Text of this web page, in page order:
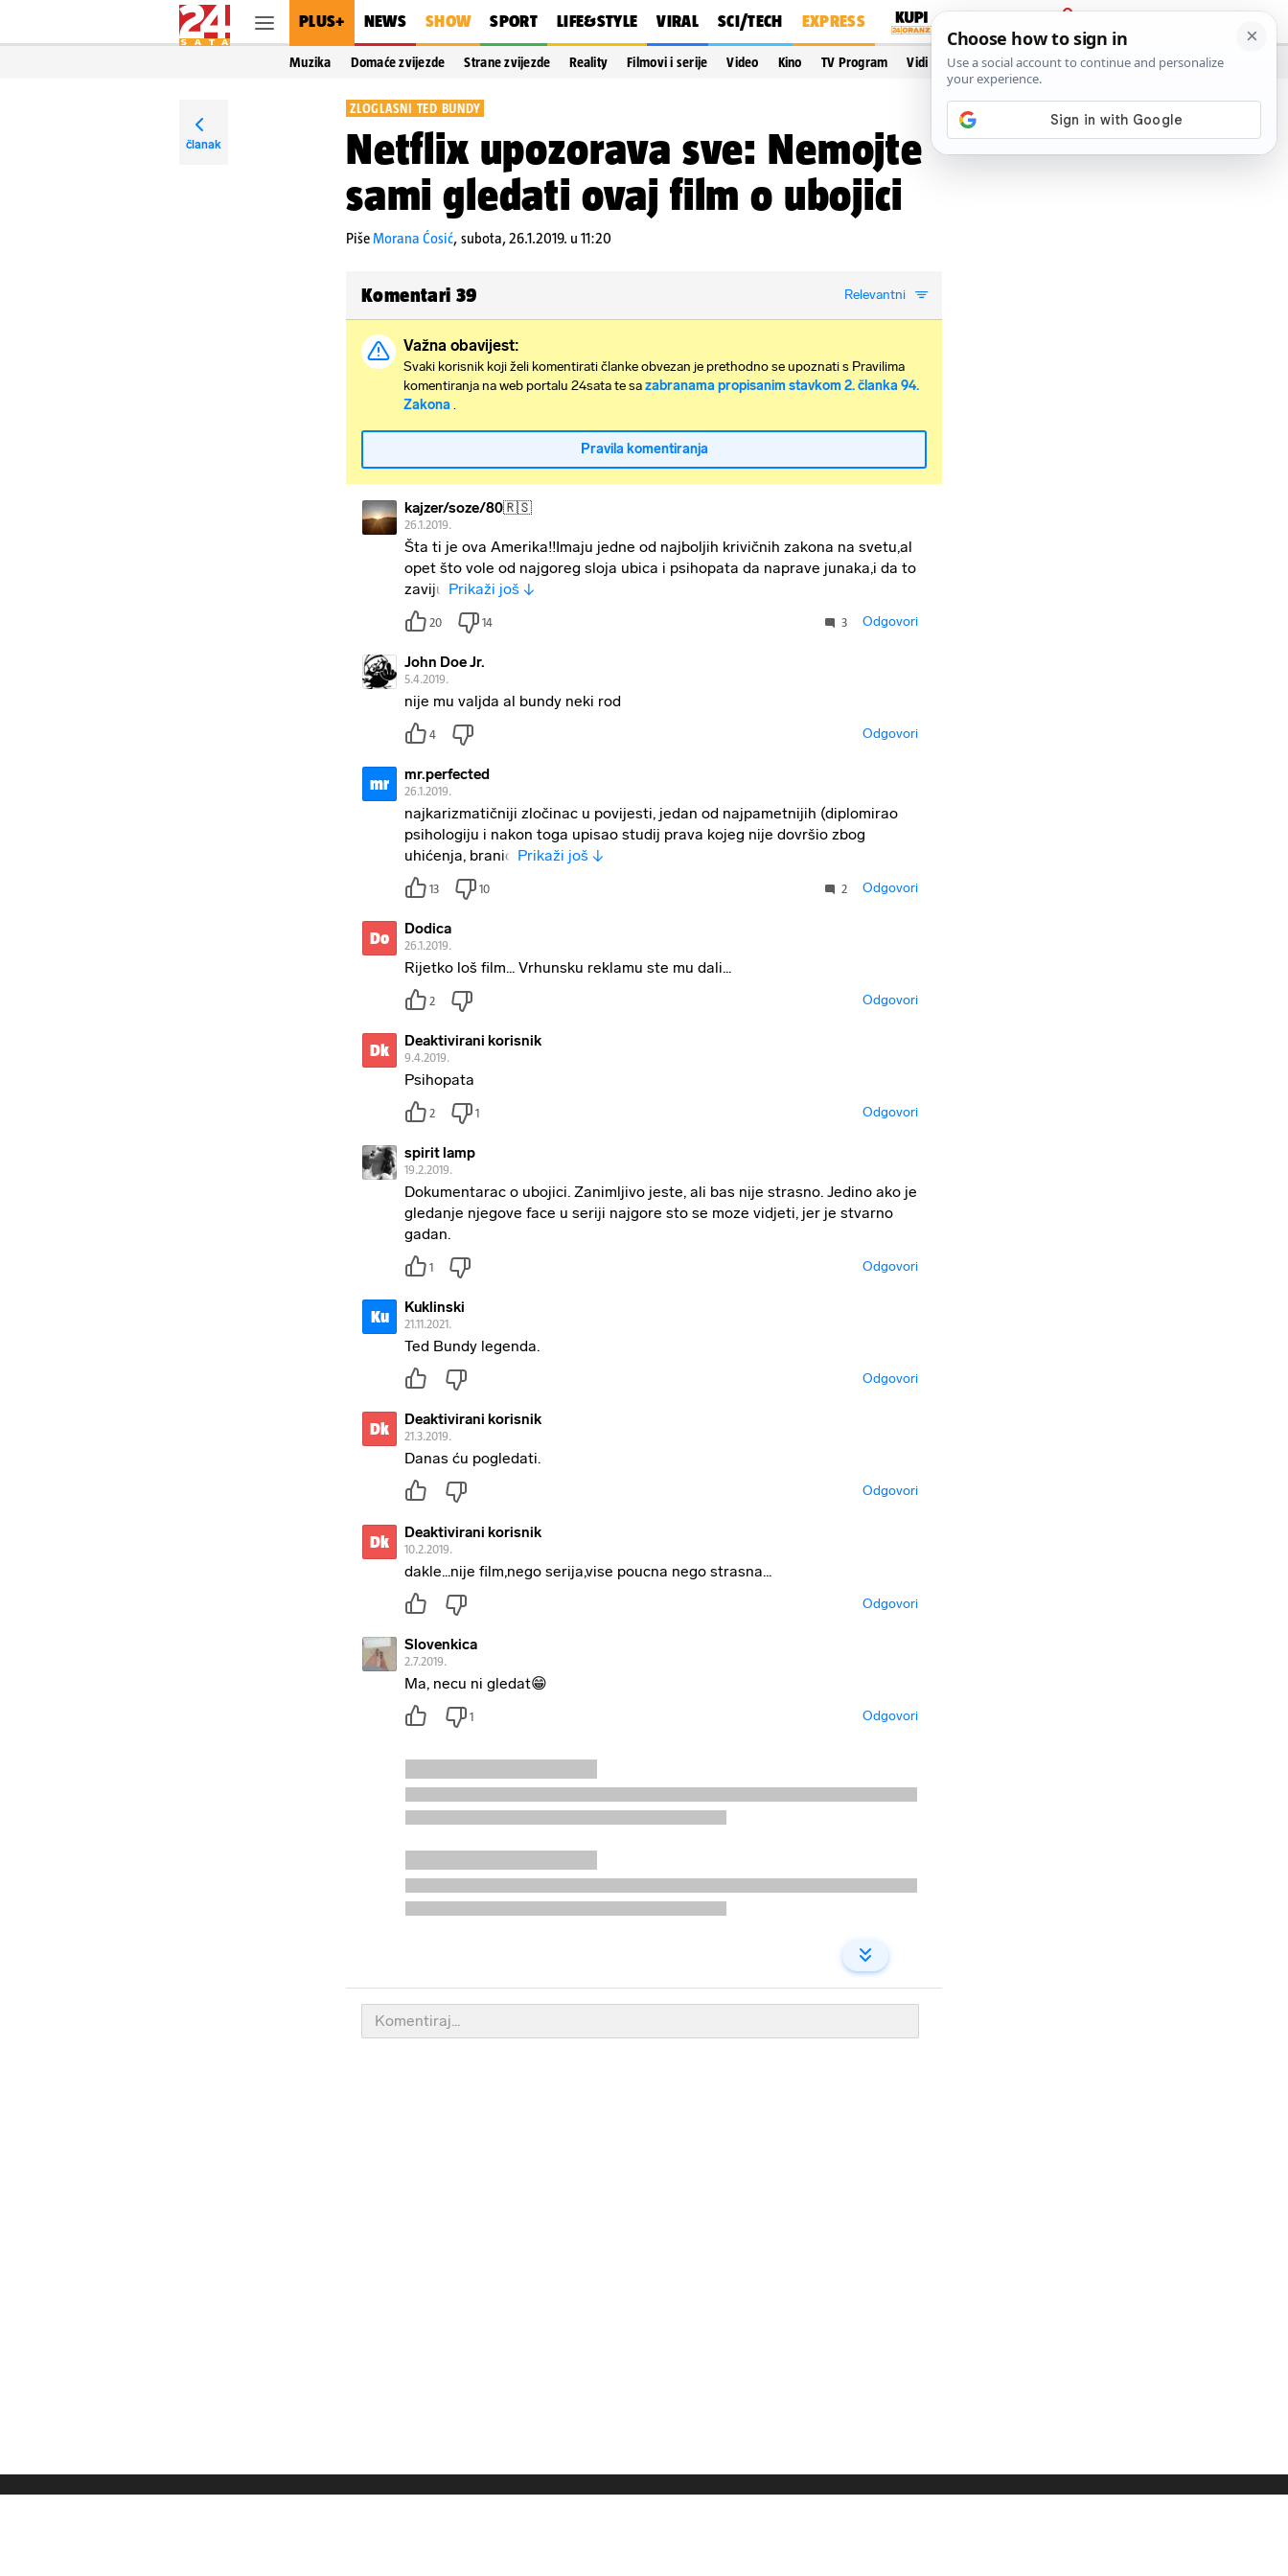
PLUS+ NEWS SHOW SPORT LIFE&STYLE VIRAL SCI/TECH EXPRESS
PRIJAVA
Muzika Domaće zvijezde Strane zvijezde Reality Filmovi i serije Video Kino TV Program Vidi još…
članak
ZLOGLASNI TED BUNDY
Netflix upozorava sve: Nemojte
sami gledati ovaj film o ubojici
PišeMorana Ćosić, subota, 26.1.2019. u 11:20
Komentari 39 Relevantni
Važna obavijest:
Svaki korisnik koji želi komentirati članke obvezan je prethodno se upoznati s Pravilima
komentiranja na web portalu 24sata te sazabranama propisanim stavkom 2. članka 94.
Zakona .
Pravila komentiranja
kajzer/soze/80🇷🇸
26.1.2019.
Šta ti je ova Amerika!!Imaju jedne od najboljih krivičnih zakona na svetu,al
opet što vole od najgoreg sloja ubica i psihopata da naprave junaka,i da to
zaviju Prikaži još ↓
20 14 3 Odgovori
John Doe Jr.
5.4.2019.
nije mu valjda al bundy neki rod
4 Odgovori
mr mr.perfected
26.1.2019.
najkarizmatičniji zločinac u povijesti, jedan od najpametnijih (diplomirao
psihologiju i nakon toga upisao studij prava kojeg nije dovršio zbog
uhićenja, branio Prikaži još ↓
13 10 2 Odgovori
Do Dodica
26.1.2019.
Rijetko loš film... Vrhunsku reklamu ste mu dali...
2 Odgovori
Dk Deaktivirani korisnik
9.4.2019.
Psihopata
2 1 Odgovori
spirit lamp
19.2.2019.
Dokumentarac o ubojici. Zanimljivo jeste, ali bas nije strasno. Jedino ako je
gledanje njegove face u seriji najgore sto se moze vidjeti, jer je stvarno
gadan.
1 Odgovori
Ku Kuklinski
21.11.2021.
Ted Bundy legenda.
Odgovori
Dk Deaktivirani korisnik
21.3.2019.
Danas ću pogledati.
Odgovori
Dk Deaktivirani korisnik
10.2.2019.
dakle...nije film,nego serija,vise poucna nego strasna...
Odgovori
Slovenkica
2.7.2019.
Ma, necu ni gledat😁
1 Odgovori